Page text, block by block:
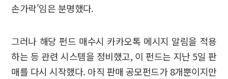
손가락'임은 분명했다.
그러나 해당 펀드 매수시 카카오톡 메시지 알림을 적용
하는 등 관련 시스템을 정비했고, 이 펀드는 지난 5일 판
매를 다시 시작했다. 아직 판매 공모펀드가 8개뿐이지만